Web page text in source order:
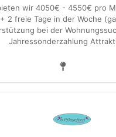
wir 4050€ - 4550€ pro
2 freie Tage in der Woche
bei der
Jahressonderzahlung